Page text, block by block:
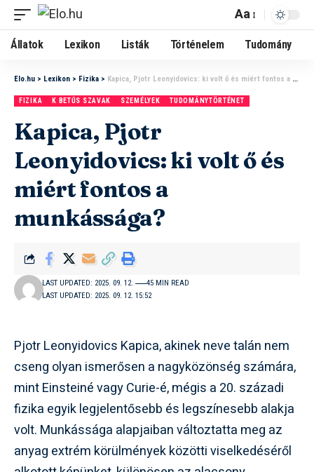
Aa
Állatok Lexikon Listák Történelem Tudomány
Elo.hu > Lexikon > Fizika > Kapica, Pjotr Leonyidovics: ki volt ő és miért fontos a munkássága?
FIZIKA K BETŰS SZAVAK SZEMÉLYEK TUDOMÁNYTÖRTÉNET
Kapica, Pjotr
Leonyidovics: ki volt ő és
miért fontos a
munkássága?
LAST UPDATED: 2025. 09. 12. 15:52
LAST UPDATED: 2025. 09. 12. 45 MIN READ
Pjotr Leonyidovics Kapica, akinek neve talán nem
cseng olyan ismerősen a nagyközönség számára,
mint Einsteiné vagy Curie-é, mégis a 20. századi
fizika egyik legjelentősebb és legszínesebb alakja
volt. Munkássága alapjaiban változtatta meg az
anyag extrém körülmények közötti viselkedéséről